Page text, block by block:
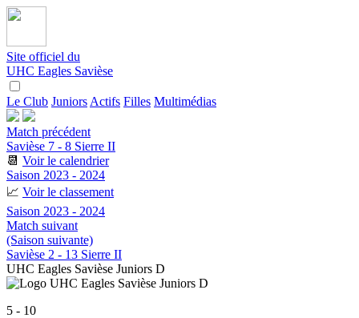
Site officiel du
UHC Eagles Savièse
Le Club Juniors Actifs Filles Multimédias
Match précédent
Savièse 7 - 8 Sierre II
📆 Voir le calendrier
Saison 2023 - 2024
📈 Voir le classement
Saison 2023 - 2024
Match suivant
(Saison suivante)
Savièse 2 - 13 Sierre II
UHC Eagles Savièse Juniors D
5 - 10